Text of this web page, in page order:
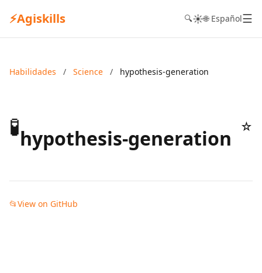
⚡Agiskills 🔍☀️🌐 Español☰
Habilidades / Science / hypothesis-generation
🧪hypothesis-generation ☆
📂View on GitHub